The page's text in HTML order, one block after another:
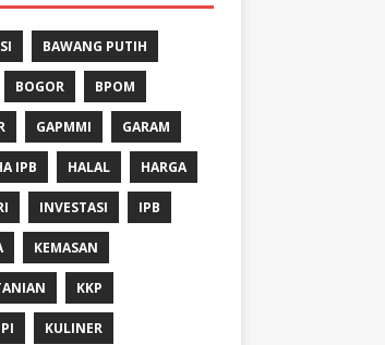
BAWANG PUTIH
BOGOR BPOM
GAPMMI GARAM
IPB HALAL HARGA
INVESTASI IPB
KEMASAN
KKP
KULINER